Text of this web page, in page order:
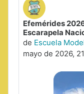
Efemérides
Escarapela
de Escuela
mayo de 2026,
Número de